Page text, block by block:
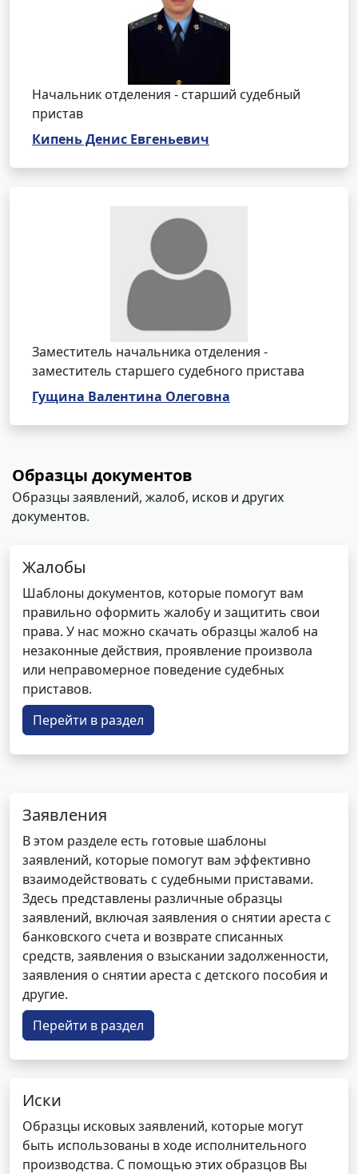
Начальник отделения - старший судебный
пристав
Кипень Денис Евгеньевич
Заместитель начальника отделения -
заместитель старшего судебного пристава
Гущина Валентина Олеговна
Образцы документов
Образцы заявлений, жалоб, исков и других
документов.
Жалобы
Шаблоны документов, которые помогут вам
правильно оформить жалобу и защитить свои
права. У нас можно скачать образцы жалоб на
незаконные действия, проявление произвола
или неправомерное поведение судебных
приставов.
Перейти в раздел
Заявления
В этом разделе есть готовые шаблоны
заявлений, которые помогут вам эффективно
взаимодействовать с судебными приставами.
Здесь представлены различные образцы
заявлений, включая заявления о снятии ареста с
банковского счета и возврате списанных
средств, заявления о взыскании задолженности,
заявления о снятии ареста с детского пособия и
другие.
Перейти в раздел
Иски
Образцы исковых заявлений, которые могут
быть использованы в ходе исполнительного
производства. С помощью этих образцов Вы